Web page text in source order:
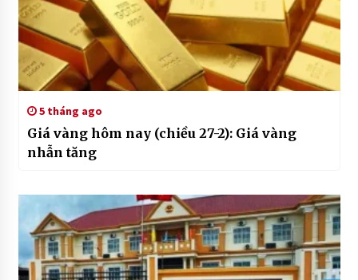
5 tháng ago
Giá vàng hôm nay (chiều 27-2): Giá vàng
nhẫn tăng